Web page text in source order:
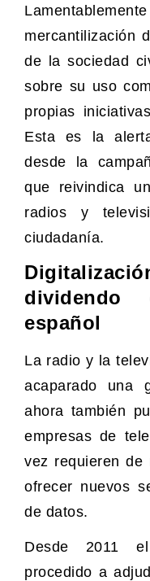
mercantilización
de la sociedad
sobre su uso
propias
Esta es la
desde la
que reivindica
radios y
ciudadanía.
español
La radio y la
acaparado una
ahora también
empresas de
vez requieren de
ofrecer nuevos
de datos.
Desde 2011
procedido a